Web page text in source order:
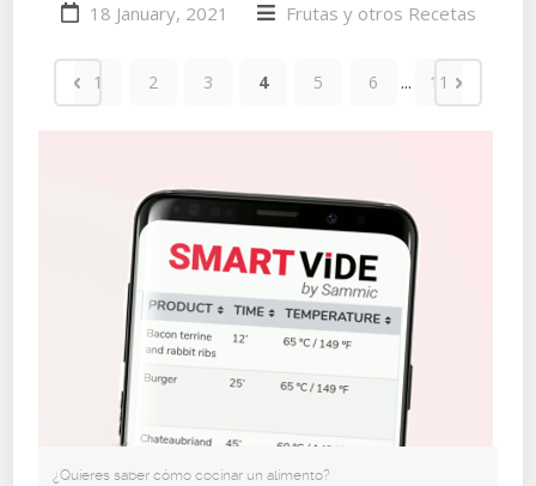
18 January, 2021 Frutas y otros Recetas
1 2 3 4 5 6 ... 11
¿Quieres saber cómo cocinar un alimento?